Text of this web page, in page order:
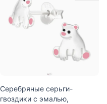
Серебряные серьги-
гвоздики с эмалью,